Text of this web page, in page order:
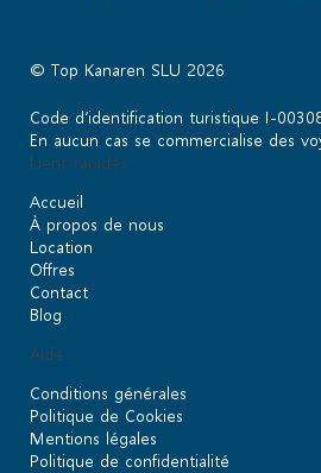
© Top Kanaren SLU 2026
Code d’identification turistique I-
En aucun cas se commercialise des
Liens rapides
Accueil
À propos de nous
Location
Offres
Contact
Blog
Aide
Conditions générales
Politique de Cookies
Mentions légales
Politique de confidentialité